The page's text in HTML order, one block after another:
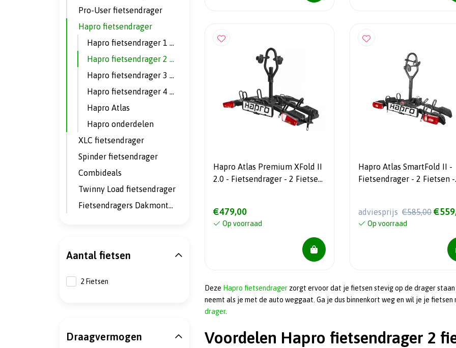
Hapro Atlas Premium XFold II
2.0 - Fietsendrager - 2 Fietsen
€479,00
Op voorraad
Hapro Atlas SmartFold II -
Fietsendrager - 2 Fietsen -
adviesprijs €585,00
Op voorraad
Deze Hapro fietsendragerzorgt ervoor dat je fietsen stevig op de drager
neemt als je met de auto weggaat. Ga je dus binnenkort weg en wil je je fietsen
drager.
Voordelen Hapro fietsendrager 2
Pro-User fietsendrager
Hapro fietsendrager
Hapro fietsendrager 1 fiets
Hapro fietsendrager 2 fietsen
Hapro fietsendrager 3 fietsen
Hapro fietsendrager 4 fietsen
Hapro Atlas
Hapro onderdelen
XLC fietsendrager
Spinder fietsendrager
Combideals
Twinny Load fietsendrager
Fietsendragers Dakmontage
Aantal fietsen
2 Fietsen
Draagvermogen